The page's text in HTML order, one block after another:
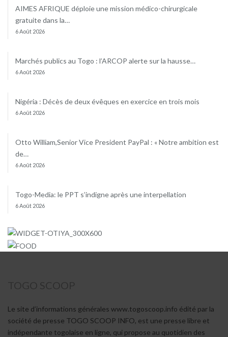
AIMES AFRIQUE déploie une mission médico-chirurgicale
gratuite dans la…
6 Août 2026
Marchés publics au Togo : l’ARCOP alerte sur la hausse…
6 Août 2026
Nigéria : Décès de deux évêques en exercice en trois mois
6 Août 2026
Otto William,Senior Vice President PayPal : « Notre ambition est
de…
6 Août 2026
Togo-Media: le PPT s’indigne après une interpellation
6 Août 2026
Le site d’informations générales www.togoscoop.info édité par la
société de presse TOGO SCOOP INFO, est une presse libre et
indépendante togolaise en ligne, qui propose au quotidien des